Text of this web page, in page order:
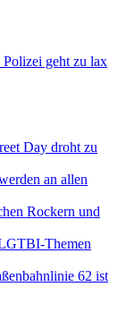
geht zu lax
Day droht zu
an allen
Rockern und
Themen
62 ist